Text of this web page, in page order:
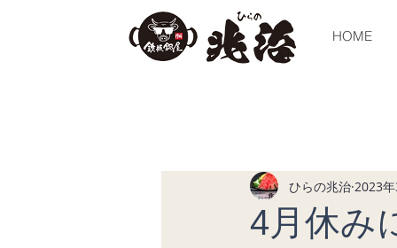
HOME
4月休み
ひらの兆治 2023